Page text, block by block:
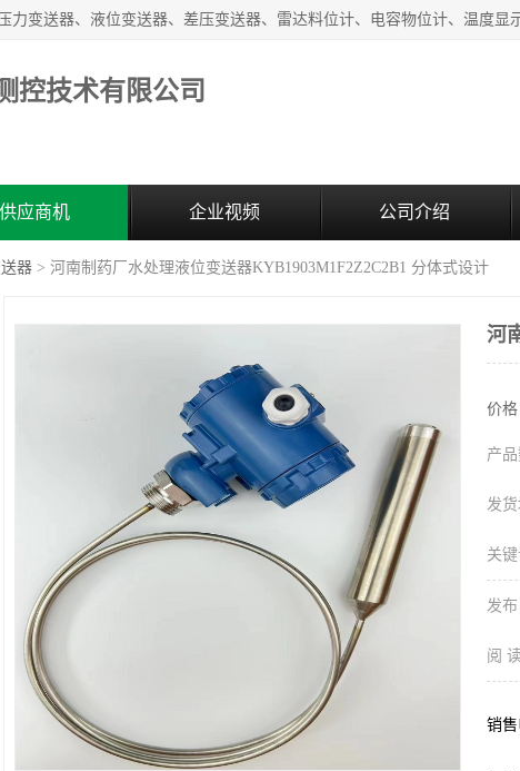
控技术有限公司
供应商机 企业视频 公司介绍
器 > 河南制药厂水处理液位变送器KYB1903M1F2Z2C2B1 分体式设计
河
价格
产品
发货
关键
发布
阅
销售